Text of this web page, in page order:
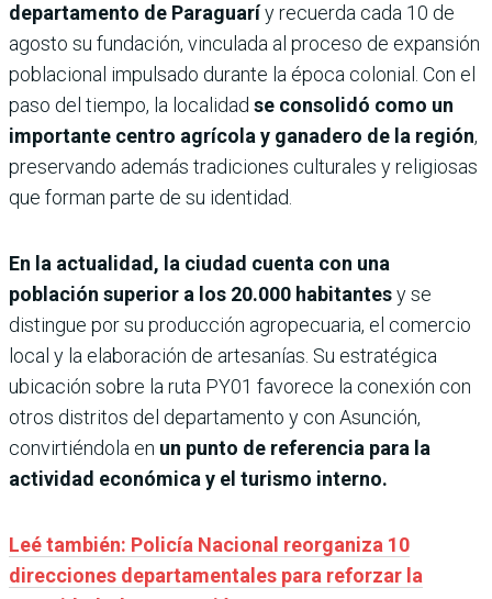
departamento de Paraguaríy recuerda cada 10 de
agosto su fundación, vinculada al proceso de expansión
poblacional impulsado durante la época colonial. Con el
paso del tiempo, la localidad se consolidó como un
importante centro agrícola y ganadero de la región,
preservando además tradiciones culturales y religiosas
que forman parte de su identidad.
En la actualidad, la ciudad cuenta con una
población superior a los 20.000 habitantesy se
distingue por su producción agropecuaria, el comercio
local y la elaboración de artesanías. Su estratégica
ubicación sobre la ruta PY01 favorece la conexión con
otros distritos del departamento y con Asunción,
convirtiéndola en un punto de referencia para la
actividad económica y el turismo interno.
Leé también: Policía Nacional reorganiza 10
direcciones departamentales para reforzar la